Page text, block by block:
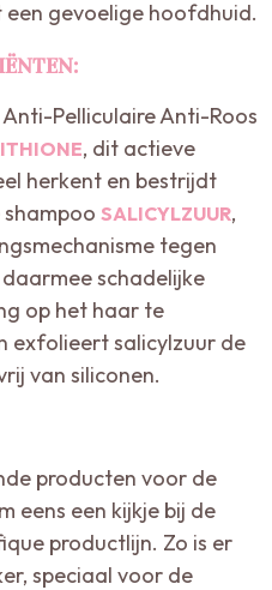
een gevoelige hoofdhuid.
Pelliculaire Anti-Roos
, dit actieve
herkent en bestrijdt
shampooSALICYLZUUR,
tegen
schadelijke
op het haar te
exfolieert salicylzuur de
van siliconen.
producten voor de
eens een kijkje bij de
productlijn. Zo is er
speciaal voor de